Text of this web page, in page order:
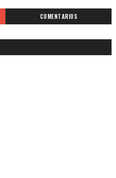
COMENTARIOS